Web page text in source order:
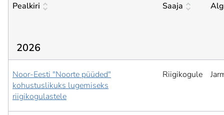
Pealkiri Saaja
2026
Noor-Eesti "Noorte püüded"
kohustuslikuks lugemiseks
riigikogulastele
Riigikogule